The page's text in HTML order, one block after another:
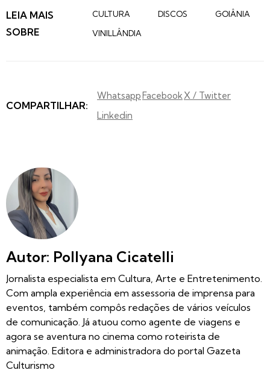
LEIA MAIS
SOBRE
CULTURA DISCOS
GOIÂNIA
VINILLÂNDIA
COMPARTILHAR:
WhatsappFacebookX / Twitter
Linkedin
Autor: Pollyana Cicatelli
Jornalista especialista em Cultura, Arte e Entretenimento.
Com ampla experiência em assessoria de imprensa para
eventos, também compôs redações de vários veículos
de comunicação. Já atuou como agente de viagens e
agora se aventura no cinema como roteirista de
animação. Editora e administradora do portal Gazeta
Culturismo